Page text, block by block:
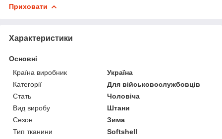
Приховати
Характеристики
Основні
Країна виробник
Україна
Категорії
Для військовослужбовців
Стать
Чоловіча
Вид виробу
Штани
Сезон
Зима
Тип тканини
Softshell